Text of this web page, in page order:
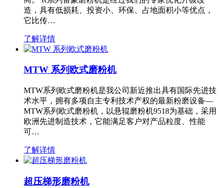
造，具有低损耗、投资小、环保、占地面积小等优点，
它比传…
了解详情
MTW 系列欧式磨粉机
MTW系列欧式磨粉机是我公司新近推出具有国际先进技
术水平，拥有多项自主专利技术产权的最新粉磨设备—
MTW系列欧式磨粉机，以悬辊磨粉机9518为基础，采用
欧洲先进制造技术，它能满足客户对产品粒度、性能
可…
了解详情
超压梯形磨粉机